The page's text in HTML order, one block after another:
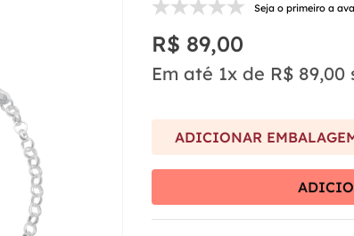
prata
Seja o primeiro a
R$ 89,00
Em até 1x de R$ 89,00
ADICIONAR